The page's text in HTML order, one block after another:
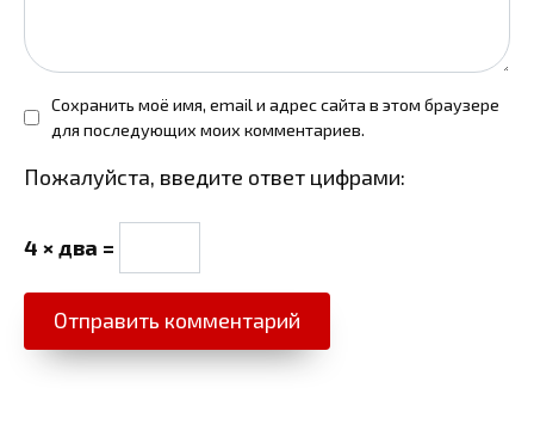
Сохранить моё имя, email и адрес сайта в этом браузере
для последующих моих комментариев.
Пожалуйста, введите ответ цифрами:
4 × два =